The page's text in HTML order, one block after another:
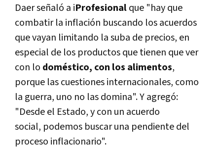
Daer señaló a iProfesionalque "hay que
combatir la inflación buscando los acuerdos
que vayan limitando la suba de precios, en
especial de los productos que tienen que ver
con lo doméstico, con los alimentos,
porque las cuestiones internacionales, como
la guerra, uno no las domina". Y agregó:
"Desde el Estado, y con un acuerdo
social, podemos buscar una pendiente del
proceso inflacionario".